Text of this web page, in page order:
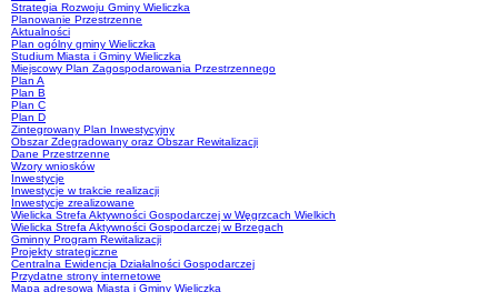
Strategia Rozwoju Gminy Wieliczka
Planowanie Przestrzenne
Aktualności
Plan ogólny gminy Wieliczka
Studium Miasta i Gminy Wieliczka
Miejscowy Plan Zagospodarowania Przestrzennego
Plan A
Plan B
Plan C
Plan D
Zintegrowany Plan Inwestycyjny
Obszar Zdegradowany oraz Obszar Rewitalizacji
Dane Przestrzenne
Wzory wniosków
Inwestycje
Inwestycje w trakcie realizacji
Inwestycje zrealizowane
Wielicka Strefa Aktywności Gospodarczej w Węgrzcach Wielkich
Wielicka Strefa Aktywności Gospodarczej w Brzegach
Gminny Program Rewitalizacji
Projekty strategiczne
Centralna Ewidencja Działalności Gospodarczej
Przydatne strony internetowe
Mapa adresowa Miasta i Gminy Wieliczka